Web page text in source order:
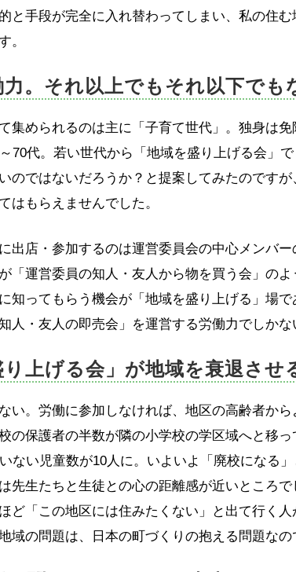
と手段が完全に入れ替わってしまい、私の住
。
。それ以上でもそれ以下でも
集められるのは主に「子育て世代」。独身は
70代。若い世代から「地域を盛り上げる会」
のではないだろうか？と提案してみたのです
はもらえませんでした。
出店・参加するのは運営委員会の中心メンバ
「運営委員の知人・友人から物を買う会」の
知ってもらう機会が「地域を盛り上げる」場で
人・友人の即売会」を運営する労働力でしかな
り上げる会」が地域を衰退させ
い。労働に参加しなければ、地区の高齢者か
の保護者の半数が隣の小学校の学区域へと移
ない児童数が10人に。いよいよ「廃校になる
先生たちと生徒との心の距離感が近いところで
ど「この地区には住みたくない」と出て行く
域の問題は、日本の町づくりの抱える問題なの